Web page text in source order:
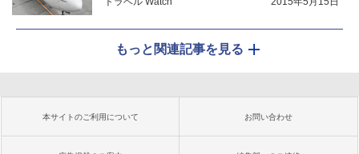
もっと関連記事を見る
本サイトのご利用について お問い合わせ